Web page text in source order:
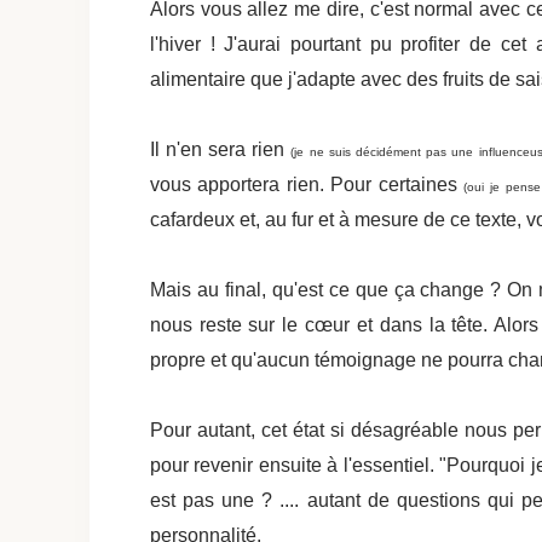
Alors vous allez me dire, c'est normal avec
l'hiver ! J'aurai pourtant pu profiter de
alimentaire que j'adapte avec des fruits de
Il n'en sera rien(je ne suis décidément pas une
vous apportera rien. Pour certaines(oui je
cafardeux et, au fur et à mesure de ce texte,
Mais au final, qu'est ce que ça change ?
nous reste sur le cœur et dans la tête.
propre et qu'aucun témoignage ne pourra
Pour autant, cet état si désagréable nous
pour revenir ensuite à l'essentiel. "Pourquoi
est pas une ? .... autant de questions qui
personnalité.